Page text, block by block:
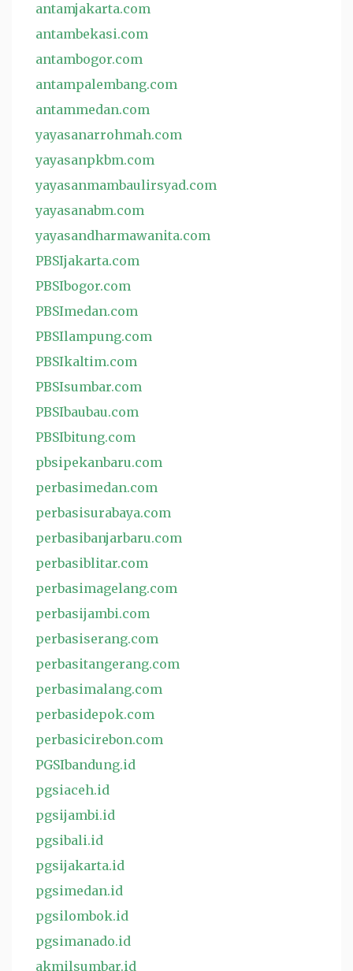
antamjakarta.com
antambekasi.com
antambogor.com
antampalembang.com
antammedan.com
yayasanarrohmah.com
yayasanpkbm.com
yayasanmambaulirsyad.com
yayasanabm.com
yayasandharmawanita.com
PBSIjakarta.com
PBSIbogor.com
PBSImedan.com
PBSIlampung.com
PBSIkaltim.com
PBSIsumbar.com
PBSIbaubau.com
PBSIbitung.com
pbsipekanbaru.com
perbasimedan.com
perbasisurabaya.com
perbasibanjarbaru.com
perbasiblitar.com
perbasimagelang.com
perbasijambi.com
perbasiserang.com
perbasitangerang.com
perbasimalang.com
perbasidepok.com
perbasicirebon.com
PGSIbandung.id
pgsiaceh.id
pgsijambi.id
pgsibali.id
pgsijakarta.id
pgsimedan.id
pgsilombok.id
pgsimanado.id
akmilsumbar.id